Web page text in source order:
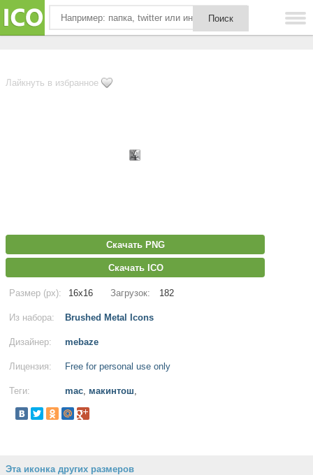
Лайкнуть в избранное
Скачать PNG
Скачать ICO
Размер (px): 16x16 Загрузок: 182
Из набора: Brushed Metal Icons
Дизайнер: mebaze
Лицензия: Free for personal use only
Теги: mac, макинтош,
Эта иконка других размеров